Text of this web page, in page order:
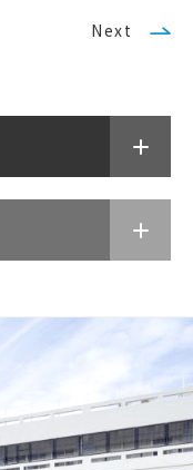
Next